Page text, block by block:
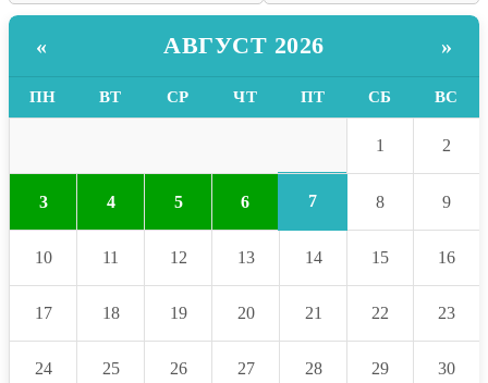
« АВГУСТ 2026 »
ПН ВТ СР ЧТ ПТ СБ ВС
1 2
3 4 5 6 7 8 9
10 11 12 13 14 15 16
17 18 19 20 21 22 23
24 25 26 27 28 29 30